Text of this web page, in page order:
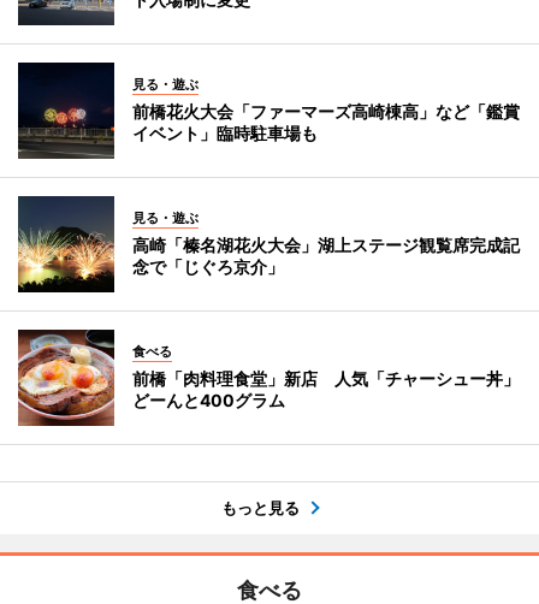
見る・遊ぶ
前橋花火大会「ファーマーズ高崎棟高」など「鑑賞
イベント」臨時駐車場も
見る・遊ぶ
高崎「榛名湖花火大会」湖上ステージ観覧席完成記
念で「じぐろ京介」
食べる
前橋「肉料理食堂」新店 人気「チャーシュー丼」
どーんと400グラム
もっと見る
食べる